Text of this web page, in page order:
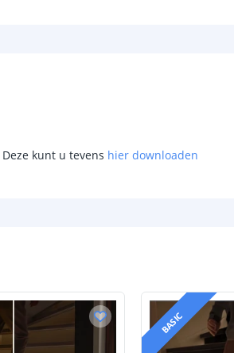
kunt u tevens hier downloaden
BASIC